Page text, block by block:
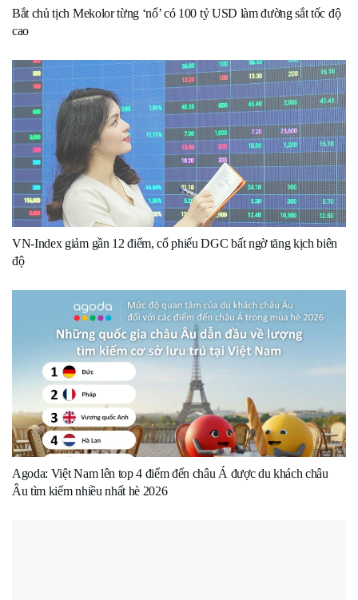
Bắt chủ tịch Mekolor từng ‘nổ’ có 100 tỷ USD làm đường sắt tốc độ
cao
VN-Index giảm gần 12 điểm, cổ phiếu DGC bất ngờ tăng kịch biên
độ
Agoda: Việt Nam lên top 4 điểm đến châu Á được du khách châu
Âu tìm kiếm nhiều nhất hè 2026